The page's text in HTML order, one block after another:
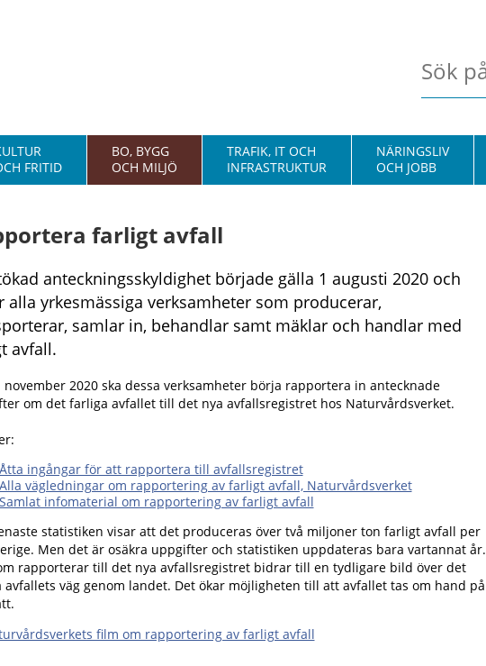
FRITID
BO, BYGG
OCH MILJÖ
TRAFIK, IT OCH
INFRASTRUKTUR
NÄRINGSLIV
OCH JOBB
farligt avfall
anteckningsskyldighet började gälla 1 augusti 2020 och
alla yrkesmässiga verksamheter som producerar,
samlar in, behandlar samt mäklar och handlar med
avfall.
november 2020 ska dessa verksamheter börja rapportera in antecknade
om det farliga avfallet till det nya avfallsregistret hos Naturvårdsverket.
Åtta ingångar för att rapportera till avfallsregistret
Alla vägledningar om rapportering av farligt avfall, Naturvårdsverket
Samlat infomaterial om rapportering av farligt avfall
statistiken visar att det produceras över två miljoner ton farligt avfall per
Men det är osäkra uppgifter och statistiken uppdateras bara vartannat år.
rapporterar till det nya avfallsregistret bidrar till en tydligare bild över det
avfallets väg genom landet. Det ökar möjligheten till att avfallet tas om hand på
film om rapportering av farligt avfall